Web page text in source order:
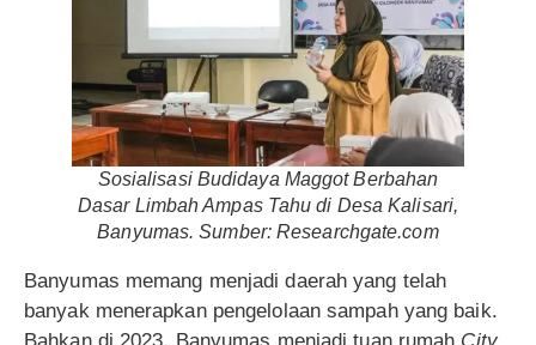
Sosialisasi Budidaya Maggot Berbahan
Dasar Limbah Ampas Tahu di Desa Kalisari,
Banyumas. Sumber: Researchgate.com
Banyumas memang menjadi daerah yang telah
banyak menerapkan pengelolaan sampah yang baik.